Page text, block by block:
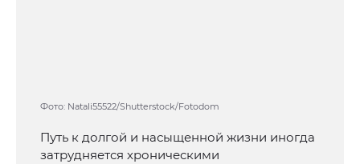
Фото: Natali55522/Shutterstock/Fotodom
Путь к долгой и насыщенной жизни иногда
затрудняется хроническими